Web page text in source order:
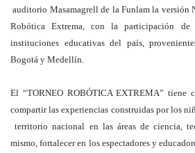
auditorio Masamagrell de la Funlam la versión
Robótica Extrema, con la participación de
instituciones educativas del país,
Bogotá y Medellín.
El “TORNEO ROBÓTICA EXTREMA” tiene
compartir las experiencias construidas por los
territorio nacional en las áreas de ciencia,
mismo, fortalecer en los espectadores y